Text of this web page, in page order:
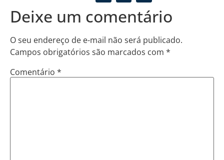
Deixe um comentário
O seu endereço de e-mail não será publicado.
Campos obrigatórios são marcados com *
Comentário *